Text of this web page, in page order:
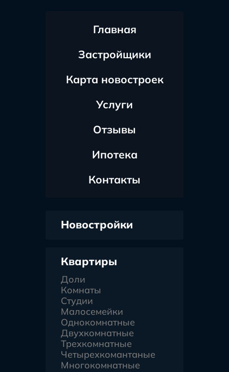
Главная
Застройщики
Карта новостроек
Услуги
Отзывы
Ипотека
Контакты
Новостройки
Квартиры
Доли
Комнаты
Студии
Малосемейки
Однокомнатные
Двухкомнатные
Трехкомнатные
Четырехкомантаные
Многокомнатные